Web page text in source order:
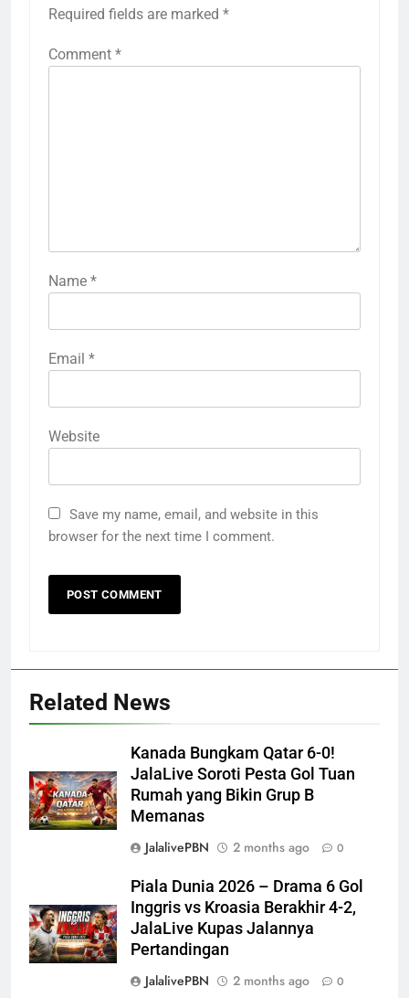
Required fields are marked *
Comment *
Name *
Email *
Website
Save my name, email, and website in this
browser for the next time I comment.
Related News
Kanada Bungkam Qatar 6-0!
JalaLive Soroti Pesta Gol Tuan
Rumah yang Bikin Grup B
Memanas
JalalivePBN
2 months ago 0
Piala Dunia 2026 – Drama 6 Gol
Inggris vs Kroasia Berakhir 4-2,
JalaLive Kupas Jalannya
Pertandingan
JalalivePBN
2 months ago 0